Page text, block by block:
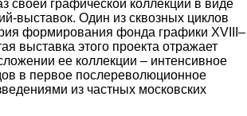
своей графической коллекции в виде
выставок. Один из сквозных циклов
формирования фонда графики XVIII–
выставка этого проекта отражает
ее коллекции – интенсивное
в первое послереволюционное
из частных московских